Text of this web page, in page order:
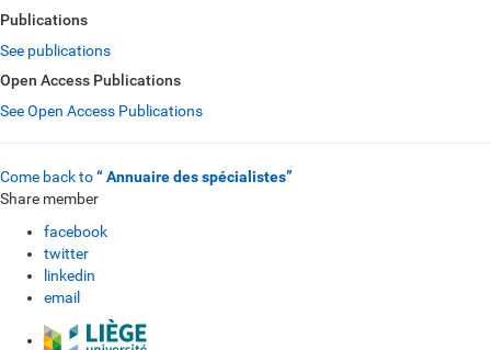
Publications
See publications
Open Access Publications
See Open Access Publications
Come back to“ Annuaire des spécialistes”
Share member
facebook
twitter
linkedin
email